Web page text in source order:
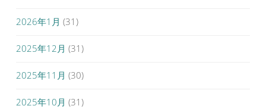
2026年1月 (31)
2025年12月 (31)
2025年11月 (30)
2025年10月 (31)